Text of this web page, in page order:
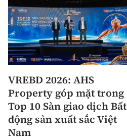
VREBD 2026: AHS
Property góp mặt trong
Top 10 Sàn giao dịch Bất
động sản xuất sắc Việt
Nam